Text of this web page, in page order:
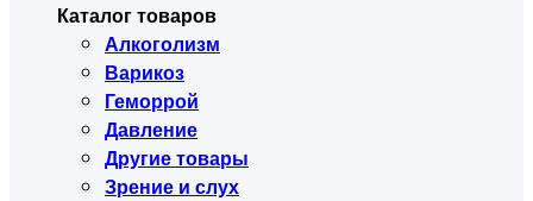
Каталог товаров
Алкоголизм
Варикоз
Геморрой
Давление
Другие товары
Зрение и слух